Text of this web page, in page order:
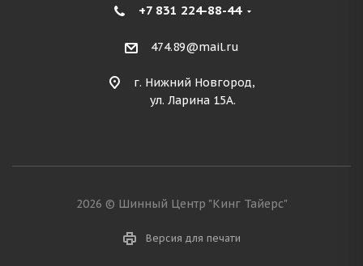
+7 831 224-88-44
474.89@mail.ru
г. Нижний Новгород,
ул. Ларина 15А.
2026 © Шинный Центр "Кинг Тайерс"
Версия для печати